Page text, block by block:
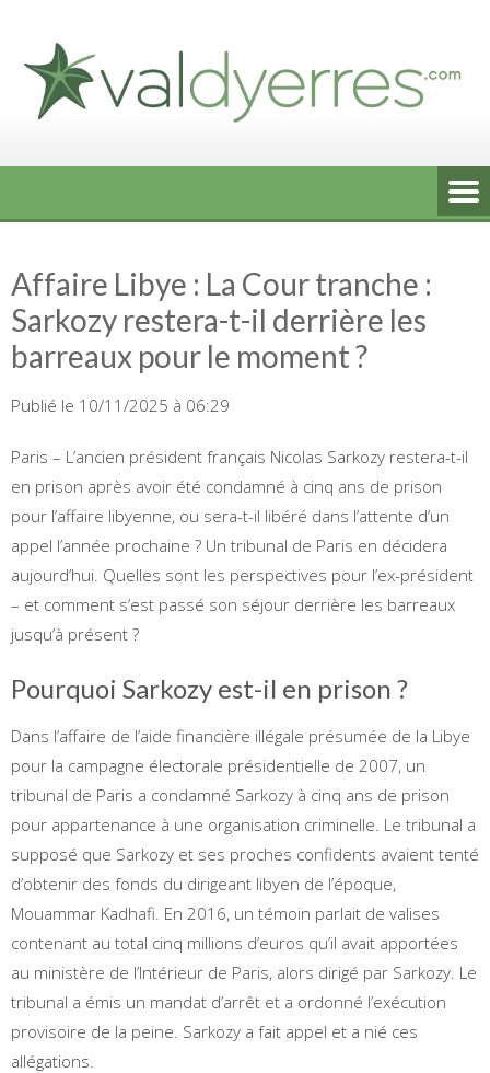
content
Affaire Libye : La Cour tranche :
Sarkozy restera-t-il derrière les
barreaux pour le moment ?
Publié le 10/11/2025 à 06:29
Paris – L’ancien président français Nicolas Sarkozy restera-t-il
en prison après avoir été condamné à cinq ans de prison
pour l’affaire libyenne, ou sera-t-il libéré dans l’attente d’un
appel l’année prochaine ? Un tribunal de Paris en décidera
aujourd’hui. Quelles sont les perspectives pour l’ex-président
– ​​et comment s’est passé son séjour derrière les barreaux
jusqu’à présent ?
Pourquoi Sarkozy est-il en prison ?
Dans l’affaire de l’aide financière illégale présumée de la Libye
pour la campagne électorale présidentielle de 2007, un
tribunal de Paris a condamné Sarkozy à cinq ans de prison
pour appartenance à une organisation criminelle. Le tribunal a
supposé que Sarkozy et ses proches confidents avaient tenté
d’obtenir des fonds du dirigeant libyen de l’époque,
Mouammar Kadhafi. En 2016, un témoin parlait de valises
contenant au total cinq millions d’euros qu’il avait apportées
au ministère de l’Intérieur de Paris, alors dirigé par Sarkozy. Le
tribunal a émis un mandat d’arrêt et a ordonné l’exécution
provisoire de la peine. Sarkozy a fait appel et a nié ces
allégations.